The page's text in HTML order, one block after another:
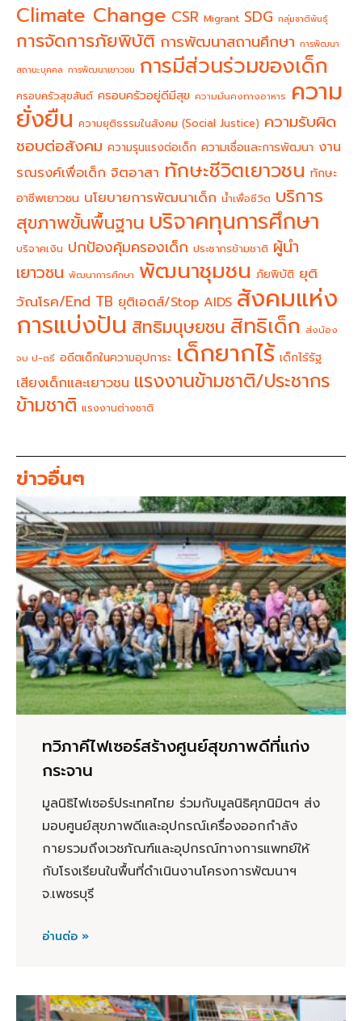
Climate Change CSR Migrant SDG กลุ่มชาติพันธุ์
การจัดการภัยพิบัติ การพัฒนาสถานศึกษา การพัฒนา
สถานะบุคคล การพัฒนาเยาวชน การมีส่วนร่วมของเด็ก
ครอบครัวสุขสันต์ ครอบครัวอยู่ดีมีสุข ความมั่นคงทางอาหาร ความ
ยั่งยืน ความยุติธรรมในสังคม (Social Justice) ความรับผิด
ชอบต่อสังคม ความรุนแรงต่อเด็ก ความเชื่อและการพัฒนา งาน
รณรงค์เพื่อเด็ก จิตอาสา ทักษะชีวิตเยาวชน ทักษะ
อาชีพเยาวชน นโยบายการพัฒนาเด็ก น้ำเพื่อชีวิต บริการ
สุขภาพขั้นพื้นฐาน บริจาคทุนการศึกษา
บริจาคเงิน ปกป้องคุ้มครองเด็ก ประชากรข้ามชาติ ผู้นำ
เยาวชน พัฒนาการศึกษา พัฒนาชุมชน ภัยพิบัติ ยุติ
วัณโรค/End TB ยุติเอดส์/Stop AIDS สังคมแห่ง
การแบ่งปัน สิทธิมนุษยชน สิทธิเด็ก ส่งน้อง
จบ ป-ตรี อดีตเด็กในความอุปการะ เด็กยากไร้ เด็กไร้รัฐ
เสียงเด็กและเยาวชน แรงงานข้ามชาติ/ประชากร
ข้ามชาติ แรงงานต่างชาติ
ข่าวอื่นๆ
ทวิภาคีไฟเซอร์สร้างศูนย์สุขภาพดีที่แก่ง
กระจาน
มูลนิธิไฟเซอร์ประเทศไทย ร่วมกับมูลนิธิศุภนิมิตฯ ส่ง
มอบศูนย์สุขภาพดีและอุปกรณ์เครื่องออกกำลัง
กายรวมถึงเวชภัณฑ์และอุปกรณ์ทางการแพทย์ให้
กับโรงเรียนในพื้นที่ดำเนินงานโครงการพัฒนาฯ
จ.เพชรบุรี
อ่านต่อ »